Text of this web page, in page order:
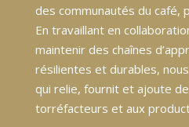
des communautés du café,
En travaillant en
maintenir des chaînes
résilientes et durables,
qui relie, fournit et ajoute
torréfacteurs et aux